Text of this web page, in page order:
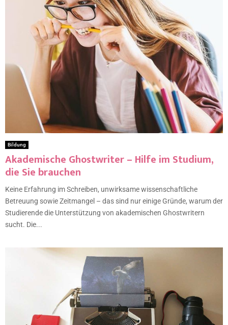
Bildung
Akademische Ghostwriter – Hilfe im Studium,
die Sie brauchen
Keine Erfahrung im Schreiben, unwirksame wissenschaftliche
Betreuung sowie Zeitmangel – das sind nur einige Gründe, warum der
Studierende die Unterstützung von akademischen Ghostwritern
sucht. Die...